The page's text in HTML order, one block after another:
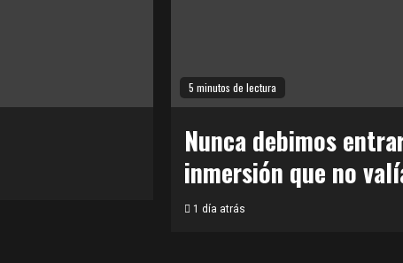
5 minutos de lectura
Nunca debimos
inmersión que no
1 día atrás